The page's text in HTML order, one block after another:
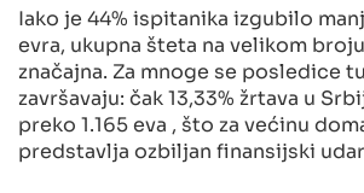
Iako je 44% ispitanika izgubilo
evra, ukupna šteta na velikom
značajna. Za mnoge se posledice
završavaju: čak 13,33% žrtava u
preko 1.165 eva , što za većinu
predstavlja ozbiljan finansijski